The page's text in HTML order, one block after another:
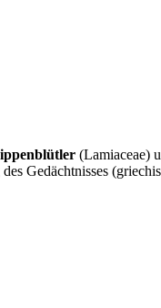
(Lamiaceae)
Gedächtnisses